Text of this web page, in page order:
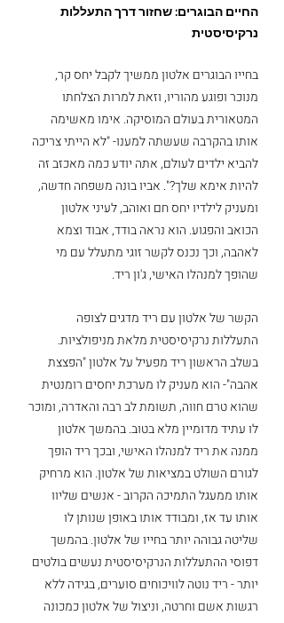
החיים הבוגרים: שחזור דרך התעללות
נרקיסיסטית
בחייו הבוגרים אלטון ממשיך לקבל יחס קר,
מנוכר ופוגע מהוריו, וזאת למרות הצלחתו
המטאורית בעולם המוסיקה. אימו מאשימה
אותו בהקרבה שעשתה למענו- "לא הייתי צריכה
להביא ילדים לעולם, אתה יודע כמה מאכזב זה
להיות אימא שלך?". אביו בונה משפחה חדשה,
ומעניק לילדיו יחס חם ואוהב, לעיני אלטון
הכואב והפגוע. הוא נראה בודד, אבוד וצמא
לאהבה, וכך נכנס לקשר זוגי מתעלל עם מי
שהופך למנהלו האישי, ג'ון ריד.
הקשר של אלטון עם ריד מדגים לצופה
התעללות נרקיסיסטית מלאת מניפולציות.
בשלב הראשון ריד מפעיל על אלטון "הפצצת
אהבה"- הוא מעניק לו מערכת יחסים רומנטית
שהוא טרם חווה, תשומת לב רבה והאדרה, ומוכר
לו עתיד מדומיין מלא בטוב. בהמשך אלטון
ממנה את ריד למנהלו האישי, ובכך ריד הופך
לגורם השולט במציאות של אלטון. הוא מרחיק
אותו ממעגל התמיכה הקרוב - אנשים שליוו
אותו עד אז, ומבודד אותו באופן שנותן לו
שליטה גבוהה יותר בחייו של אלטון. בהמשך
דפוסי ההתעללות הנרקיסיסטית נעשים בולטים
יותר - ריד נוטה לוויכוחים סוערים, בגידה ללא
רגשות אשם וחרטה, וניצול של אלטון כמכונה